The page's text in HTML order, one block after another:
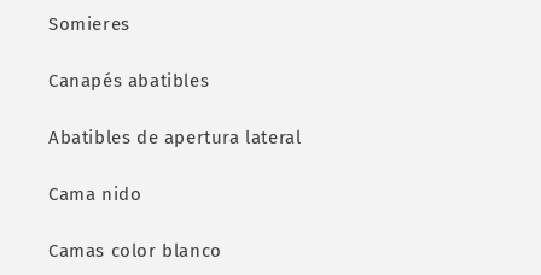
Somieres
Canapés abatibles
Abatibles de apertura lateral
Cama nido
Camas color blanco